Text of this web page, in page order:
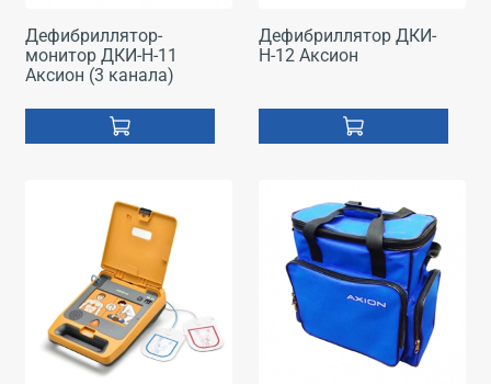
Дефибриллятор-
монитор ДКИ-Н-11
Аксион (3 канала)
Дефибриллятор ДКИ-
Н-12 Аксион